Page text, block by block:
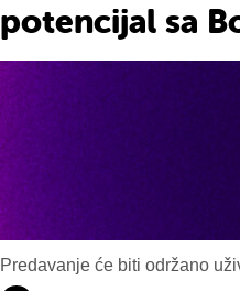
potencijal sa
Predavanje će biti održano